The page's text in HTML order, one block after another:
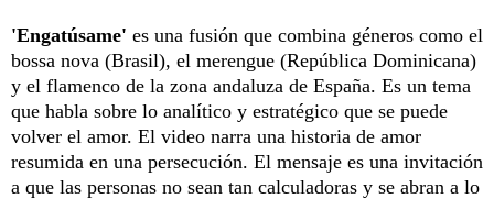
'Engatúsame' es una fusión que combina géneros como el
bossa nova (Brasil), el merengue (República Dominicana)
y el flamenco de la zona andaluza de España. Es un tema
que habla sobre lo analítico y estratégico que se puede
volver el amor. El video narra una historia de amor
resumida en una persecución. El mensaje es una invitación
a que las personas no sean tan calculadoras y se abran a lo